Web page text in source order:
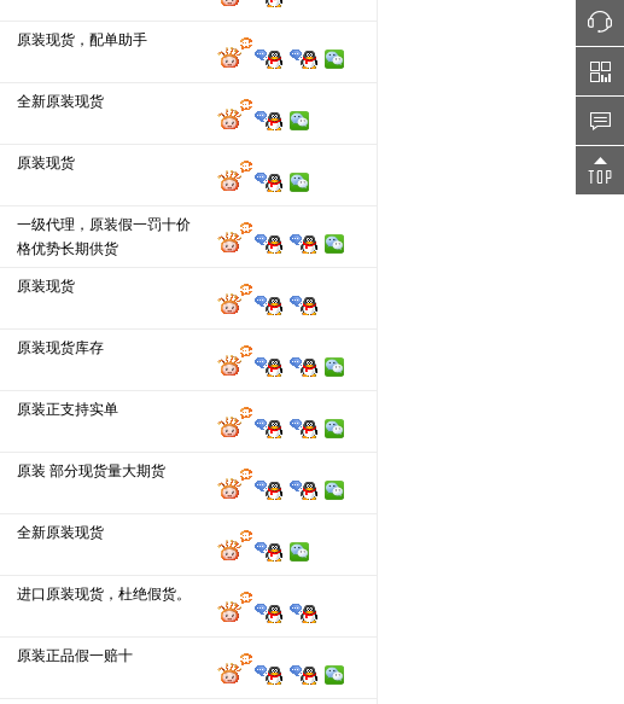
原装现货，配单助手
全新原装现货
原装现货
一级代理，原装假一罚十价
格优势长期供货
原装现货
原装现货库存
原装正支持实单
原装 部分现货量大期货
全新原装现货
进口原装现货，杜绝假货。
原装正品假一赔十